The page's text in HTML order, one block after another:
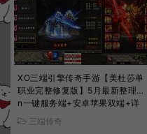
XO三端引擎传奇手游【美杜莎单
职业完整修复版】5月最新整理Wi
n一键服务端+安卓苹果双端+详
细搭建教程+视频教程
三端传奇